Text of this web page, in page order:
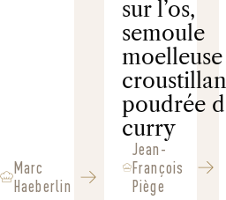
Marc
Haeberlin
sur l’os,
semoule
poudrée
curry
Jean-
François
Piège